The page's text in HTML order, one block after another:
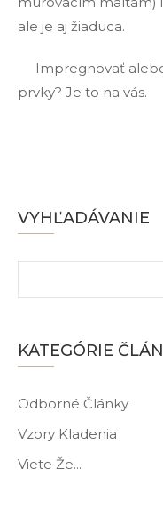
ale je aj žiaduca.
Impregnovať
prvky? Je to na vás.
VYHĽADÁVANIE
KATEGÓRIE
Odborné Články
Vzory Kladenia
Viete Že...